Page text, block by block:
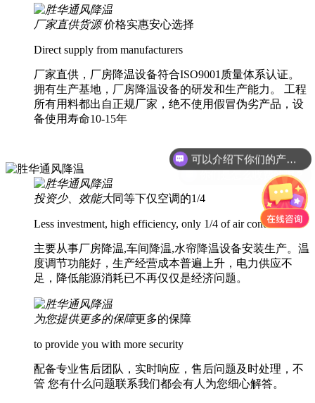
厂家直供货源价格实惠安心选择
Direct supply from manufacturers
厂家直供，厂房降温设备符合ISO9001质量体系认证。
拥有生产基地，厂房降温设备的研发和生产能力。 工程
所有用料都出自正规厂家，绝不使用假冒伪劣产品，设
备使用寿命10-15年
投资少、效能大同等下仅空调的1/4
Less investment, high efficiency, only 1/4 of air conditioner
主要从事厂房降温,车间降温,水帘降温设备安装生产。温
度调节功能好，生产经营成本普遍上升，电力供应不
足，降低能源消耗已不再仅仅是经济问题。
为您提供更多的保障更多的保障
to provide you with more security
配备专业售后团队，实时响应，售后问题及时处理，不
管 您有什么问题联系我们都会有人为您细心解答。
你们是怎么收费的呢？